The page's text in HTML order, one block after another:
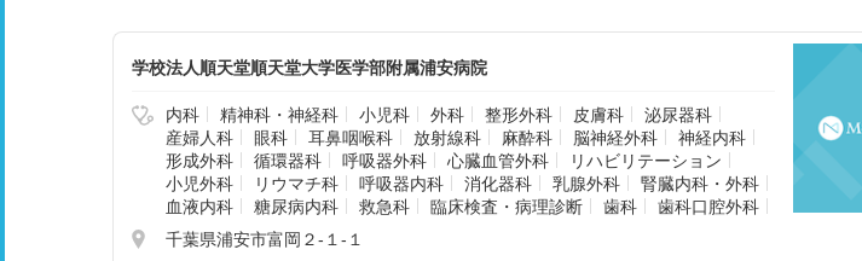
学校法人順天堂順天堂大学医学部附属浦安病院
内科 精神科・神経科 小児科 外科 整形外科 皮膚科
泌尿器科
産婦人科
眼科 耳鼻咽喉科 放射線科 麻酔科 脳神経外科
神経内科
形成外科
循環器科 呼吸器外科 心臓血管外科
リハビリテーション
小児外科
リウマチ科 呼吸器内科 消化器科 乳腺外科
腎臓内科・外科
血液内科
糖尿病内科 救急科 臨床検査・病理診断 歯科
歯科口腔外科
千葉県浦安市富岡２‐１‐１